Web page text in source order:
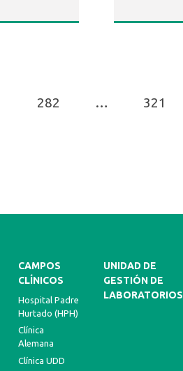
282 … 321
CAMPOS
CLÍNICOS
Hospital Padre
Hurtado (HPH)
Clínica
Alemana
Clínica UDD
UNIDAD DE
GESTIÓN DE
LABORATORIOS